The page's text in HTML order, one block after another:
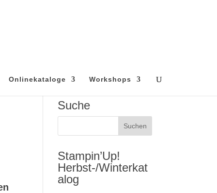
Onlinekataloge Workshops
Suche
Stampin’Up!
Herbst-/Winterkat
alog